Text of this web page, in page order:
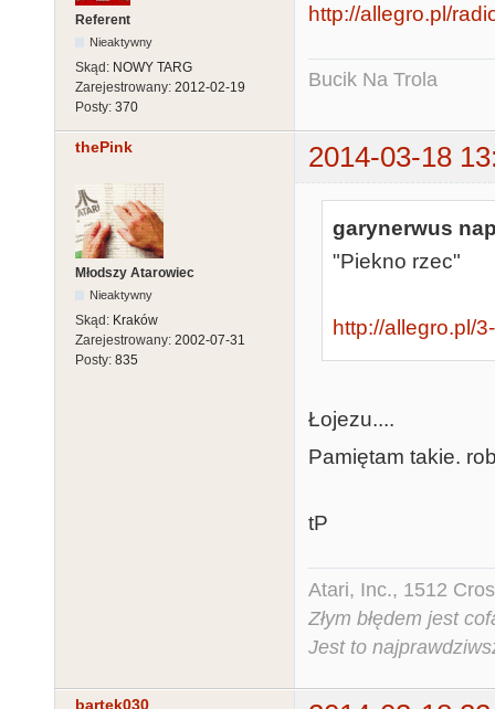
Referent
Nieaktywny
Skąd: NOWY TARG
Zarejestrowany: 2012-02-19
Posty: 370
http://allegro.pl/
Bucik Na Trola
thePink 2014-03-18
Młodszy Atarowiec
Nieaktywny
Skąd: Kraków
Zarejestrowany: 2002-07-31
Posty: 835
garynerwus
"Piekno rzec"
http://allegro.pl/
Łojezu....
Pamiętam takie.
tP
Atari, Inc., 1512
Złym błędem jest
Jest to
bartek030